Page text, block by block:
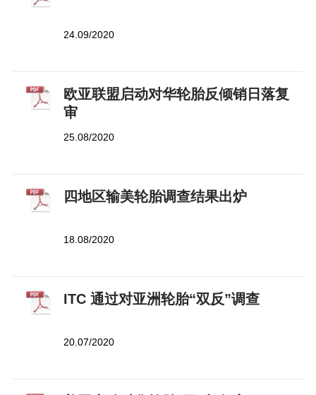
24.09/2020
欧亚联盟启动对华轮胎反倾销日落复
审
25.08/2020
四地区输美轮胎调查结果出炉
18.08/2020
ITC 通过对亚洲轮胎“双反”调查
20.07/2020